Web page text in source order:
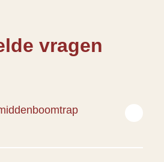
vragen